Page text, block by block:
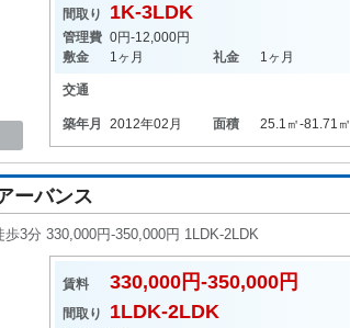
間取り 1K-3LDK
管理費 0円-12,000円
敷金
1ヶ月 礼金 1ヶ月
交通
築年月 2012年02月 面積 25.1㎡-81.71㎡
ーバンス
3分 330,000円-350,000円 1LDK-2LDK
賃料 330,000円-350,000円
間取り 1LDK-2LDK